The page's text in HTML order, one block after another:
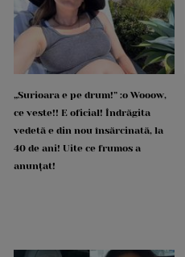
„Surioara e pe drum!” :o Wooow,
ce veste!! E oficial! Îndrăgita
vedetă e din nou însărcinată, la
40 de ani! Uite ce frumos a
anunțat!